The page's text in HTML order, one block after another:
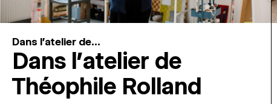
Dans l'atelier de...
Dans l’atelier de
Théophile Rolland